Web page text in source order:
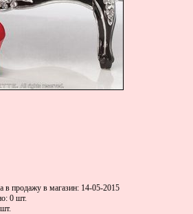
в продажу в магазин: 14-05-2015
0 шт.